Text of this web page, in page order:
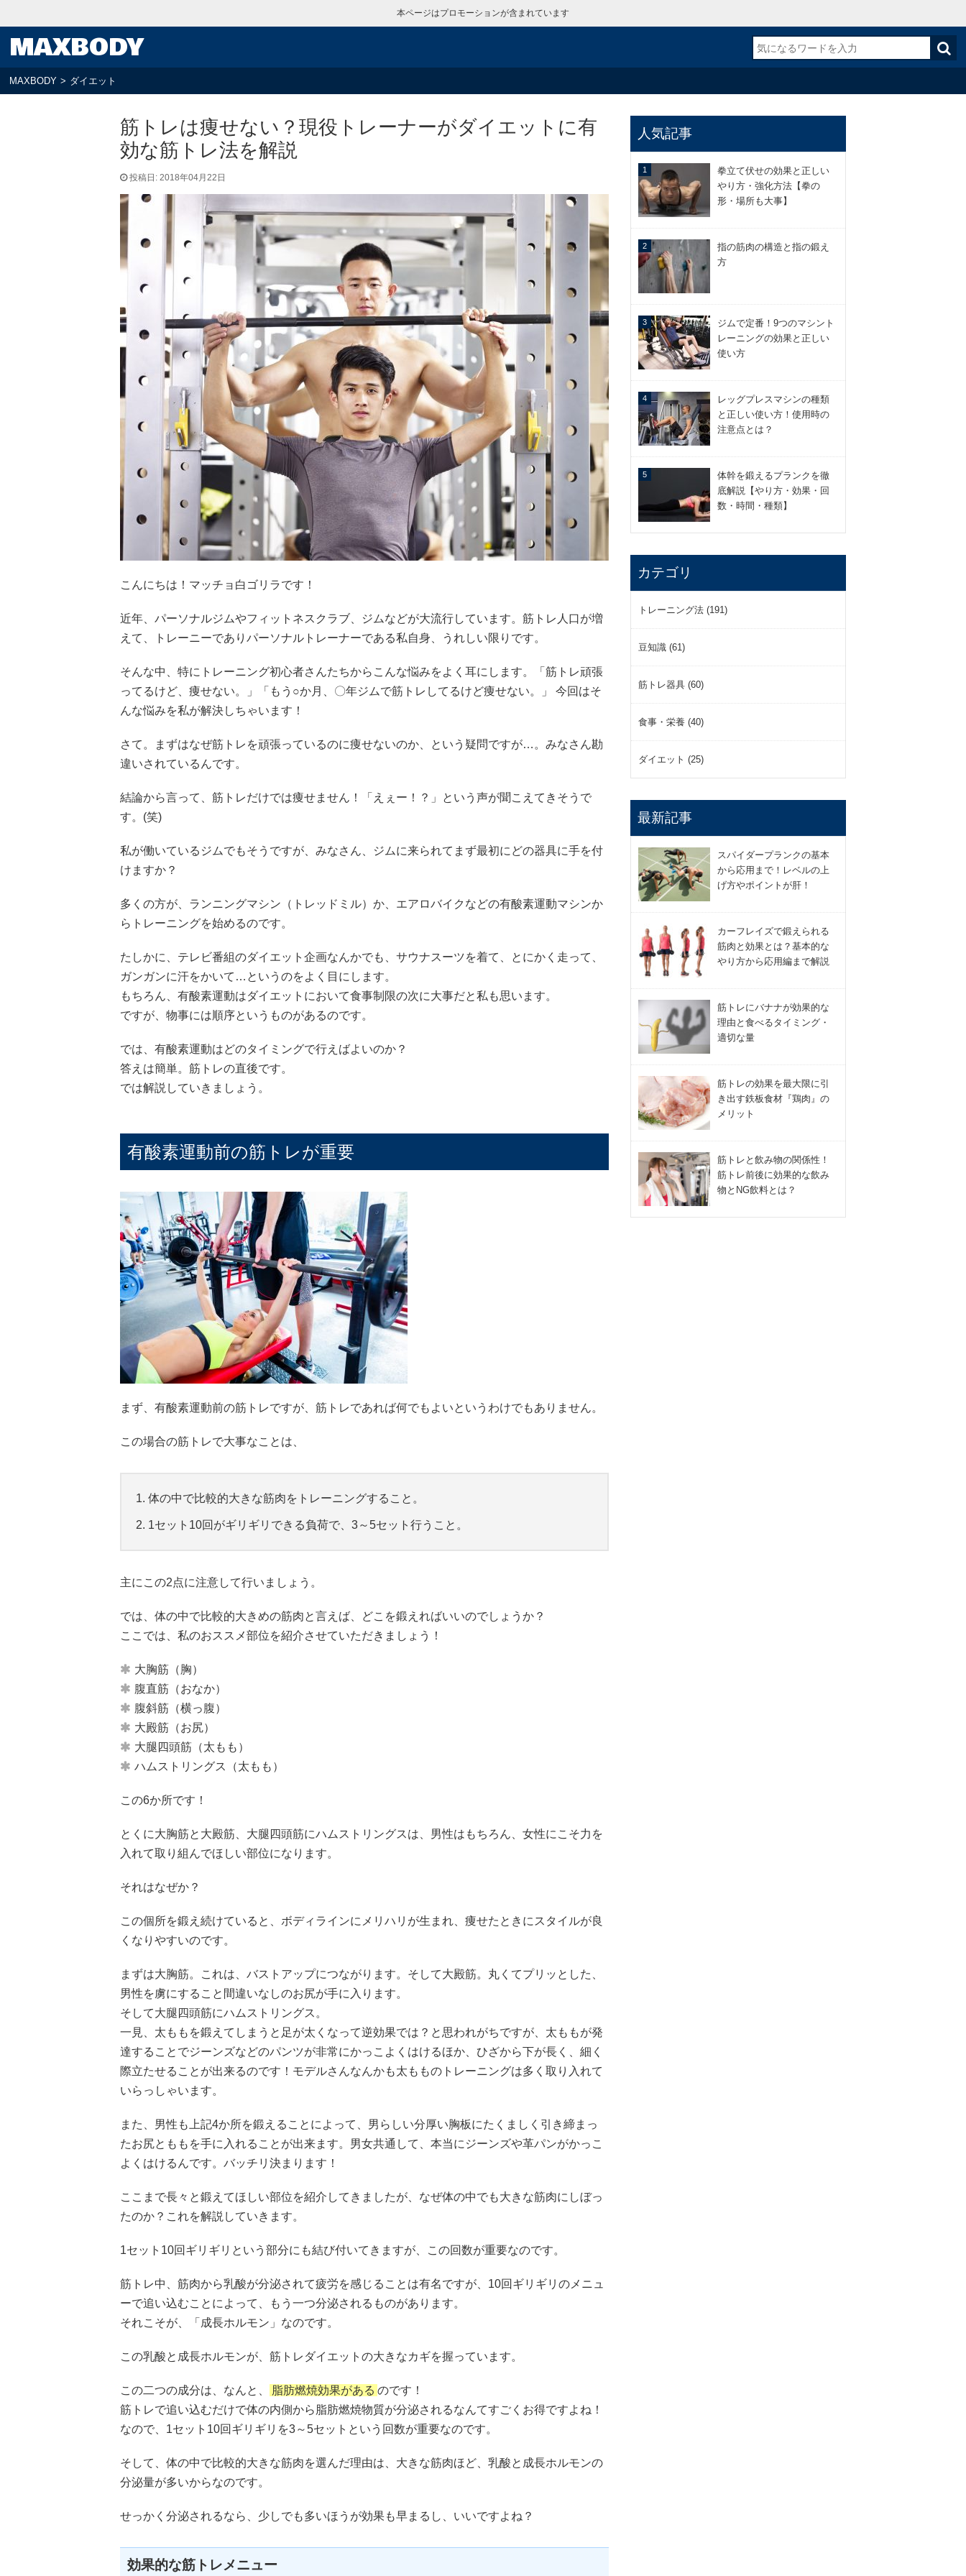
本ページはプロモーションが含まれています
MAXBODY
MAXBODY > ダイエット
筋トレは痩せない？現役トレーナーがダイエットに有
効な筋トレ法を解説
投稿日: 2018年04月22日
こんにちは！マッチョ白ゴリラです！
近年、パーソナルジムやフィットネスクラブ、ジムなどが大流行しています。筋トレ人口が増
えて、トレーニーでありパーソナルトレーナーである私自身、うれしい限りです。
そんな中、特にトレーニング初心者さんたちからこんな悩みをよく耳にします。「筋トレ頑張
ってるけど、痩せない。」「もう○か月、〇年ジムで筋トレしてるけど痩せない。」 今回はそ
んな悩みを私が解決しちゃいます！
さて。まずはなぜ筋トレを頑張っているのに痩せないのか、という疑問ですが…。みなさん勘
違いされているんです。
結論から言って、筋トレだけでは痩せません！「えぇー！？」という声が聞こえてきそうで
す。(笑)
私が働いているジムでもそうですが、みなさん、ジムに来られてまず最初にどの器具に手を付
けますか？
多くの方が、ランニングマシン（トレッドミル）か、エアロバイクなどの有酸素運動マシンか
らトレーニングを始めるのです。
たしかに、テレビ番組のダイエット企画なんかでも、サウナスーツを着て、とにかく走って、
ガンガンに汗をかいて…というのをよく目にします。
もちろん、有酸素運動はダイエットにおいて食事制限の次に大事だと私も思います。
ですが、物事には順序というものがあるのです。
では、有酸素運動はどのタイミングで行えばよいのか？
答えは簡単。筋トレの直後です。
では解説していきましょう。
有酸素運動前の筋トレが重要
まず、有酸素運動前の筋トレですが、筋トレであれば何でもよいというわけでもありません。
この場合の筋トレで大事なことは、
体の中で比較的大きな筋肉をトレーニングすること。
1セット10回がギリギリできる負荷で、3～5セット行うこと。
主にこの2点に注意して行いましょう。
では、体の中で比較的大きめの筋肉と言えば、どこを鍛えればいいのでしょうか？
ここでは、私のおススメ部位を紹介させていただきましょう！
大胸筋（胸）
腹直筋（おなか）
腹斜筋（横っ腹）
大殿筋（お尻）
大腿四頭筋（太もも）
ハムストリングス（太もも）
この6か所です！
とくに大胸筋と大殿筋、大腿四頭筋にハムストリングスは、男性はもちろん、女性にこそ力を
入れて取り組んでほしい部位になります。
それはなぜか？
この個所を鍛え続けていると、ボディラインにメリハリが生まれ、痩せたときにスタイルが良
くなりやすいのです。
まずは大胸筋。これは、バストアップにつながります。そして大殿筋。丸くてプリッとした、
男性を虜にすること間違いなしのお尻が手に入ります。
そして大腿四頭筋にハムストリングス。
一見、太ももを鍛えてしまうと足が太くなって逆効果では？と思われがちですが、太ももが発
達することでジーンズなどのパンツが非常にかっこよくはけるほか、ひざから下が長く、細く
際立たせることが出来るのです！モデルさんなんかも太もものトレーニングは多く取り入れて
いらっしゃいます。
また、男性も上記4か所を鍛えることによって、男らしい分厚い胸板にたくましく引き締まっ
たお尻とももを手に入れることが出来ます。男女共通して、本当にジーンズや革パンがかっこ
よくはけるんです。バッチリ決まります！
ここまで長々と鍛えてほしい部位を紹介してきましたが、なぜ体の中でも大きな筋肉にしぼっ
たのか？これを解説していきます。
1セット10回ギリギリという部分にも結び付いてきますが、この回数が重要なのです。
筋トレ中、筋肉から乳酸が分泌されて疲労を感じることは有名ですが、10回ギリギリのメニュ
ーで追い込むことによって、もう一つ分泌されるものがあります。
それこそが、「成長ホルモン」なのです。
この乳酸と成長ホルモンが、筋トレダイエットの大きなカギを握っています。
この二つの成分は、なんと、 脂肪燃焼効果がある のです！
筋トレで追い込むだけで体の内側から脂肪燃焼物質が分泌されるなんてすごくお得ですよね！
なので、1セット10回ギリギリを3～5セットという回数が重要なのです。
そして、体の中で比較的大きな筋肉を選んだ理由は、大きな筋肉ほど、乳酸と成長ホルモンの
分泌量が多いからなのです。
せっかく分泌されるなら、少しでも多いほうが効果も早まるし、いいですよね？
効果的な筋トレメニュー
人気記事
拳立て伏せの効果と正しい
やり方・強化方法【拳の
形・場所も大事】
指の筋肉の構造と指の鍛え
方
ジムで定番！9つのマシント
レーニングの効果と正しい
使い方
レッグプレスマシンの種類
と正しい使い方！使用時の
注意点とは？
体幹を鍛えるプランクを徹
底解説【やり方・効果・回
数・時間・種類】
カテゴリ
トレーニング法 (191)
豆知識 (61)
筋トレ器具 (60)
食事・栄養 (40)
ダイエット (25)
最新記事
スパイダープランクの基本
から応用まで！レベルの上
げ方やポイントが肝！
カーフレイズで鍛えられる
筋肉と効果とは？基本的な
やり方から応用編まで解説
筋トレにバナナが効果的な
理由と食べるタイミング・
適切な量
筋トレの効果を最大限に引
き出す鉄板食材『鶏肉』の
メリット
筋トレと飲み物の関係性！
筋トレ前後に効果的な飲み
物とNG飲料とは？